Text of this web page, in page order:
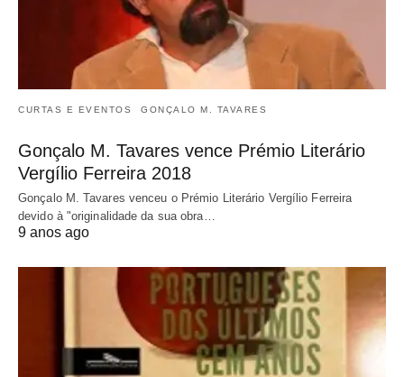
CURTAS E EVENTOS GONÇALO M. TAVARES
Gonçalo M. Tavares vence Prémio Literário
Vergílio Ferreira 2018
Gonçalo M. Tavares venceu o Prémio Literário Vergílio Ferreira
devido à "originalidade da sua obra…
9 anos ago